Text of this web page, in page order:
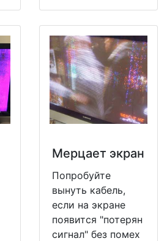
Мерцает экран
Попробуйте
вынуть кабель,
если на экране
появится "потерян
сигнал" без помех